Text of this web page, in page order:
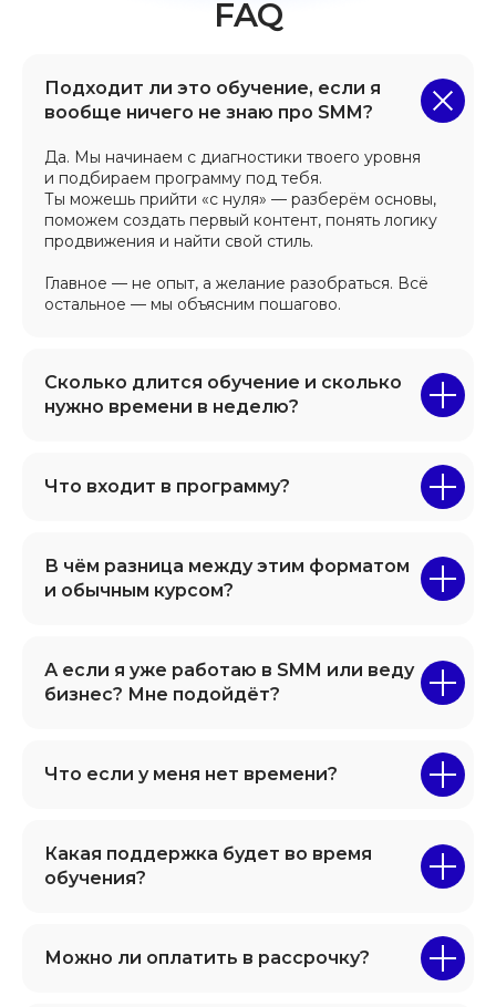
Подходит ли это обучение, если я
вообще ничего не знаю про SMM?
Да. Мы начинаем с диагностики твоего уровня
и подбираем программу под тебя.
Ты можешь прийти «с нуля» — разберём основы,
поможем создать первый контент, понять логику
продвижения и найти свой стиль.
Главное — не опыт, а желание разобраться. Всё
остальное — мы объясним пошагово.
Сколько длится обучение и сколько
нужно времени в неделю?
Что входит в программу?
В чём разница между этим форматом
и обычным курсом?
А если я уже работаю в SMM или веду
бизнес? Мне подойдёт?
Что если у меня нет времени?
Какая поддержка будет во время
обучения?
Можно ли оплатить в рассрочку?